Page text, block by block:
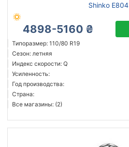
Shinko E804
4898-5160 ₴
Типоразмер: 110/80 R19
Сезон: летняя
Индекс скорости: Q
Усиленность:
Год производства:
Страна:
Все магазины: (2)